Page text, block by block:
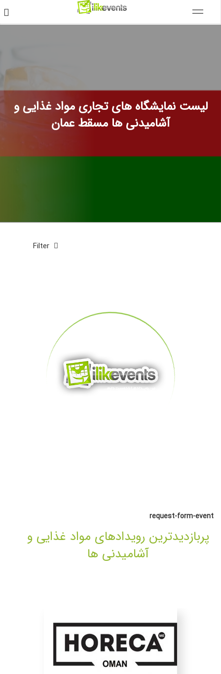
لیست نمایشگاه های تجاری مواد غذایی و
آشامیدنی ها مسقط عمان
Filter
request-form-event
پربازدیدترین رویدادهای مواد غذایی و
آشامیدنی ها